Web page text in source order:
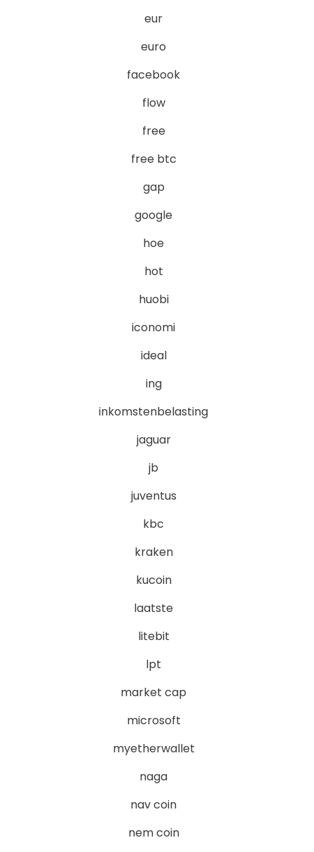
eur
euro
facebook
flow
free
free btc
gap
google
hoe
hot
huobi
iconomi
ideal
ing
inkomstenbelasting
jaguar
jb
juventus
kbc
kraken
kucoin
laatste
litebit
lpt
market cap
microsoft
myetherwallet
naga
nav coin
nem coin